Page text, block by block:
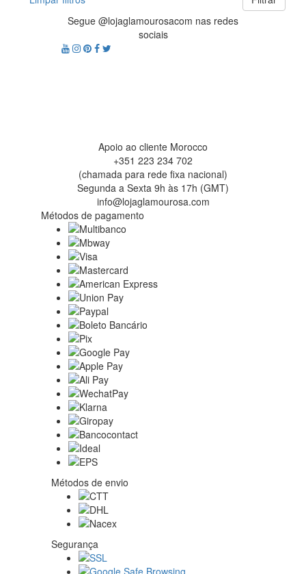
Segue @lojaglamourosacom nas redes
sociais
Apoio ao cliente Morocco
+351 223 234 702
(chamada para rede fixa nacional)
Segunda a Sexta 9h às 17h (GMT)
info@lojaglamourosa.com
Métodos de pagamento
Métodos de envio
Segurança